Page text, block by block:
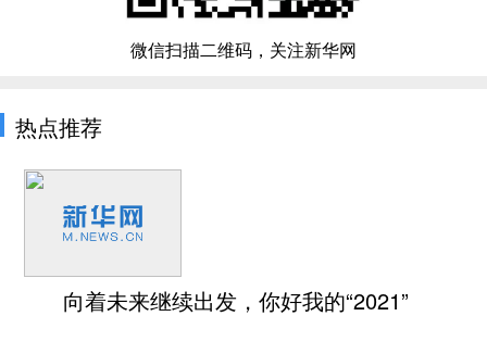
微信扫描二维码，关注新华网
热点推荐
向着未来继续出发，你好我的“2021”